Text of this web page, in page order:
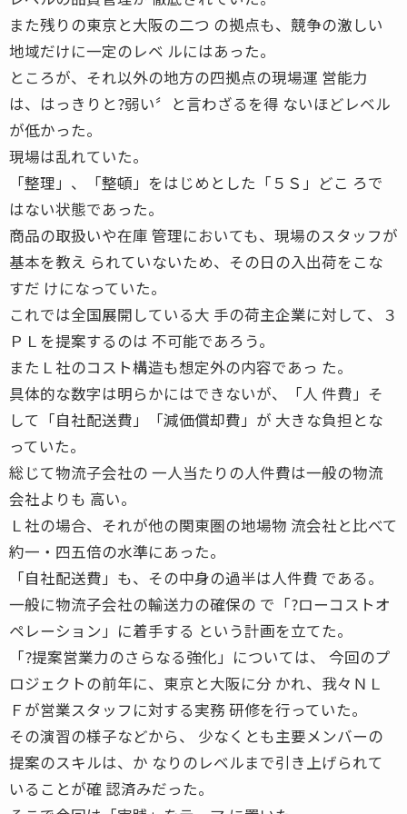
また残りの東京と大阪の二つ の拠点も、競争の激しい
地域だけに一定のレベ ルにはあった。
ところが、それ以外の地方の四拠点の現場運 営能力
は、はっきりと?弱い〞と言わざるを得 ないほどレベル
が低かった。
現場は乱れていた。
「整理」、「整頓」をはじめとした「５Ｓ」どこ ろで
はない状態であった。
商品の取扱いや在庫 管理においても、現場のスタッフが
基本を教え られていないため、その日の入出荷をこな
すだ けになっていた。
これでは全国展開している大 手の荷主企業に対して、３
ＰＬを提案するのは 不可能であろう。
またＬ社のコスト構造も想定外の内容であっ た。
具体的な数字は明らかにはできないが、「人 件費」そ
して「自社配送費」「減価償却費」が 大きな負担とな
っていた。
総じて物流子会社の 一人当たりの人件費は一般の物流
会社よりも 高い。
Ｌ社の場合、それが他の関東圏の地場物 流会社と比べて
約一・四五倍の水準にあった。
「自社配送費」も、その中身の過半は人件費 である。
一般に物流子会社の輸送力の確保の で「?ローコストオ
ペレーション」に着手する という計画を立てた。
「?提案営業力のさらなる強化」については、 今回のプ
ロジェクトの前年に、東京と大阪に分 かれ、我々ＮＬ
Ｆが営業スタッフに対する実務 研修を行っていた。
その演習の様子などから、 少なくとも主要メンバーの
提案のスキルは、か なりのレベルまで引き上げられて
いることが確 認済みだった。